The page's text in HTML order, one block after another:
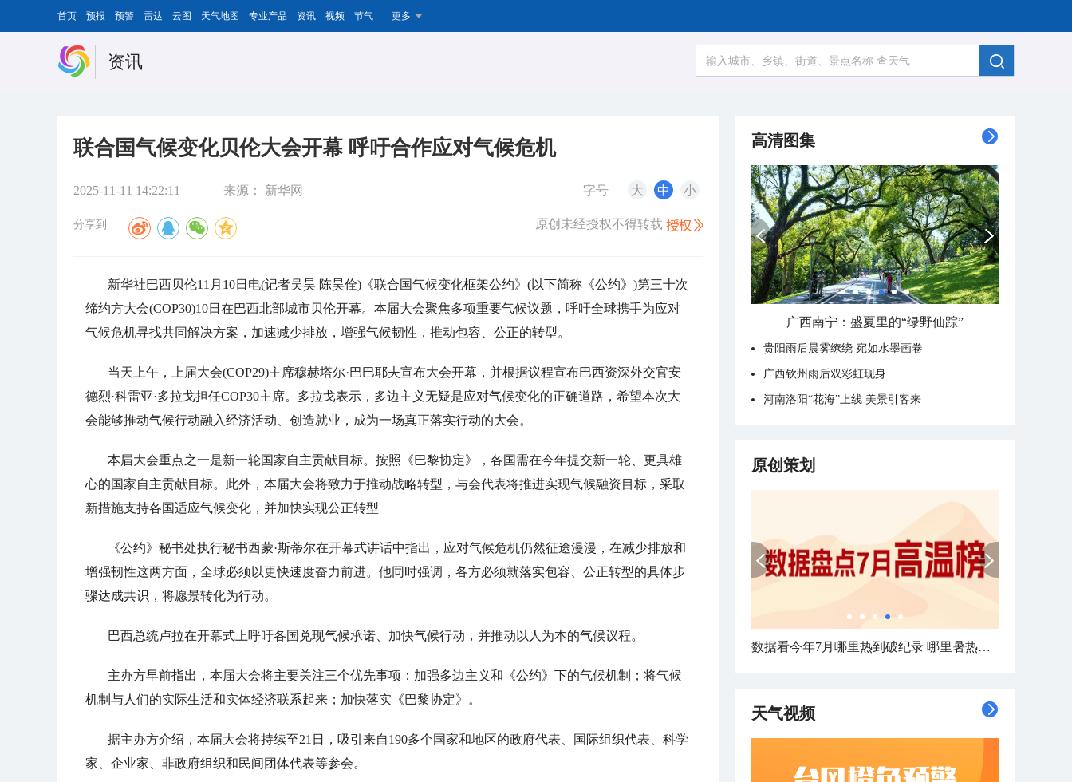
首页 预报 预警 雷达 云图 天气地图 专业产品 资讯 视频 节气 更多
资讯
联合国气候变化贝伦大会开幕 呼吁合作应对气候危机
2025-11-11 14:22:11 来源： 新华网 字号 大 中 小
分享到 原创未经授权不得转载
新华社巴西贝伦11月10日电(记者吴昊 陈昊佺)《联合国气候变化框架公约》(以下简称《公约》)第三十次
缔约方大会(COP30)10日在巴西北部城市贝伦开幕。本届大会聚焦多项重要气候议题，呼吁全球携手为应对
气候危机寻找共同解决方案，加速减少排放，增强气候韧性，推动包容、公正的转型。
当天上午，上届大会(COP29)主席穆赫塔尔·巴巴耶夫宣布大会开幕，并根据议程宣布巴西资深外交官安
德烈·科雷亚·多拉戈担任COP30主席。多拉戈表示，多边主义无疑是应对气候变化的正确道路，希望本次大
会能够推动气候行动融入经济活动、创造就业，成为一场真正落实行动的大会。
本届大会重点之一是新一轮国家自主贡献目标。按照《巴黎协定》，各国需在今年提交新一轮、更具雄
心的国家自主贡献目标。此外，本届大会将致力于推动战略转型，与会代表将推进实现气候融资目标，采取
新措施支持各国适应气候变化，并加快实现公正转型
《公约》秘书处执行秘书西蒙·斯蒂尔在开幕式讲话中指出，应对气候危机仍然征途漫漫，在减少排放和
增强韧性这两方面，全球必须以更快速度奋力前进。他同时强调，各方必须就落实包容、公正转型的具体步
骤达成共识，将愿景转化为行动。
巴西总统卢拉在开幕式上呼吁各国兑现气候承诺、加快气候行动，并推动以人为本的气候议程。
主办方早前指出，本届大会将主要关注三个优先事项：加强多边主义和《公约》下的气候机制；将气候
机制与人们的实际生活和实体经济联系起来；加快落实《巴黎协定》。
据主办方介绍，本届大会将持续至21日，吸引来自190多个国家和地区的政府代表、国际组织代表、科学
家、企业家、非政府组织和民间团体代表等参会。
高清图集
广西南宁：盛夏里的“绿野仙踪”
贵阳雨后晨雾缭绕 宛如水墨画卷
广西钦州雨后双彩虹现身
河南洛阳“花海”上线 美景引客来
原创策划
数据看今年7月哪里热到破纪录 哪里暑热连轴转
天气视频